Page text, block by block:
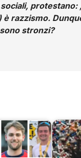
protestano:
razzismo.
stronzi?